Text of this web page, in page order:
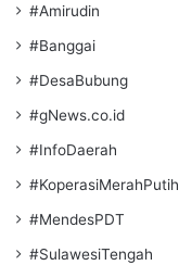
#Amirudin
#Banggai
#DesaBubung
#gNews.co.id
#InfoDaerah
#KoperasiMerahPutih
#MendesPDT
#SulawesiTengah